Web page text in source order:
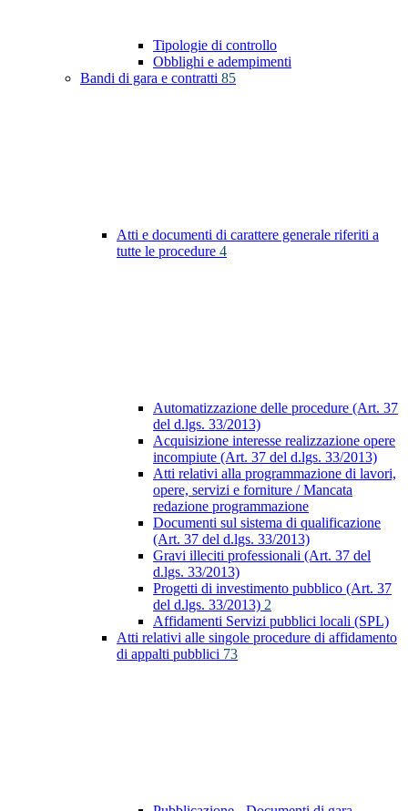
Tipologie di controllo
Obblighi e adempimenti
Bandi di gara e contratti 85
Atti e documenti di carattere generale riferiti a
tutte le procedure 4
Automatizzazione delle procedure (Art. 37
del d.lgs. 33/2013)
Acquisizione interesse realizzazione opere
incompiute (Art. 37 del d.lgs. 33/2013)
Atti relativi alla programmazione di lavori,
opere, servizi e forniture / Mancata
redazione programmazione
Documenti sul sistema di qualificazione
(Art. 37 del d.lgs. 33/2013)
Gravi illeciti professionali (Art. 37 del
d.lgs. 33/2013)
Progetti di investimento pubblico (Art. 37
del d.lgs. 33/2013) 2
Affidamenti Servizi pubblici locali (SPL)
Atti relativi alle singole procedure di affidamento
di appalti pubblici 73